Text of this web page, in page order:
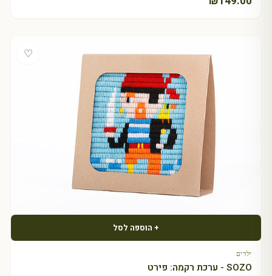
♡
+ הוספה לסל
ילדים
SOZO - ערכת רקמה: פירט